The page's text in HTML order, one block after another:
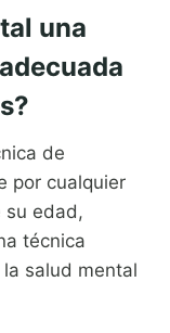
una
de
por cualquier
su edad,
técnica
salud mental